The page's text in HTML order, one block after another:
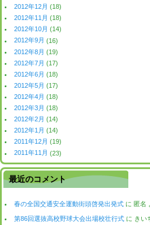
2012年12月 (18)
2012年11月 (18)
2012年10月 (14)
2012年9月 (16)
2012年8月 (19)
2012年7月 (17)
2012年6月 (18)
2012年5月 (17)
2012年4月 (18)
2012年3月 (18)
2012年2月 (14)
2012年1月 (14)
2011年12月 (19)
2011年11月 (23)
最近のコメント
春の全国交通安全運動街頭啓発出発式 に匿名
第86回選抜高校野球大会出場校壮行式 に きい